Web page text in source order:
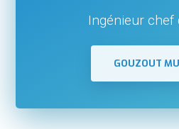
Ingénieur chef
GOUZOUT